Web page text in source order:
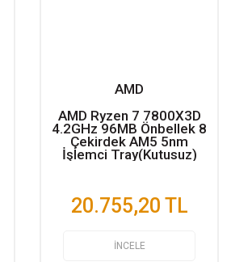
AMD
AMD Ryzen 7 7800X3D
4.2GHz 96MB Önbellek 8
Çekirdek AM5 5nm
İşlemci Tray(Kutusuz)
20.755,20 TL
İNCELE